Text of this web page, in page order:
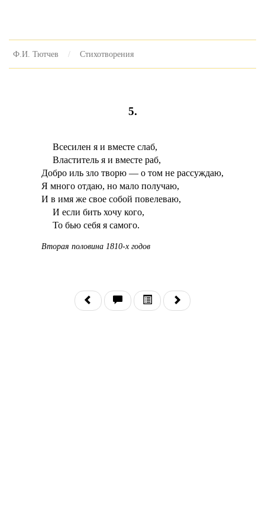
Ф.И. Тютчев Стихотворения
5.
Всесилен я и вместе слаб,
Властитель я и вместе раб,
Добро иль зло творю — о том не рассуждаю,
Я много отдаю, но мало получаю,
И в имя же свое собой повелеваю,
И если бить хочу кого,
То бью себя я самого.
Вторая половина 1810-х годов